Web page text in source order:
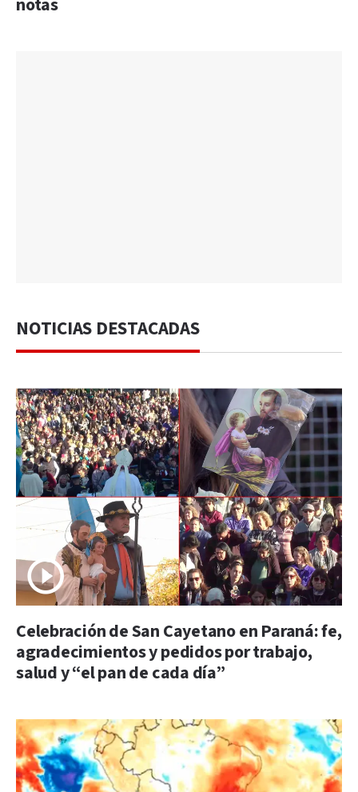
notas
NOTICIAS DESTACADAS
Celebración de San Cayetano en Paraná: fe,
agradecimientos y pedidos por trabajo,
salud y “el pan de cada día”